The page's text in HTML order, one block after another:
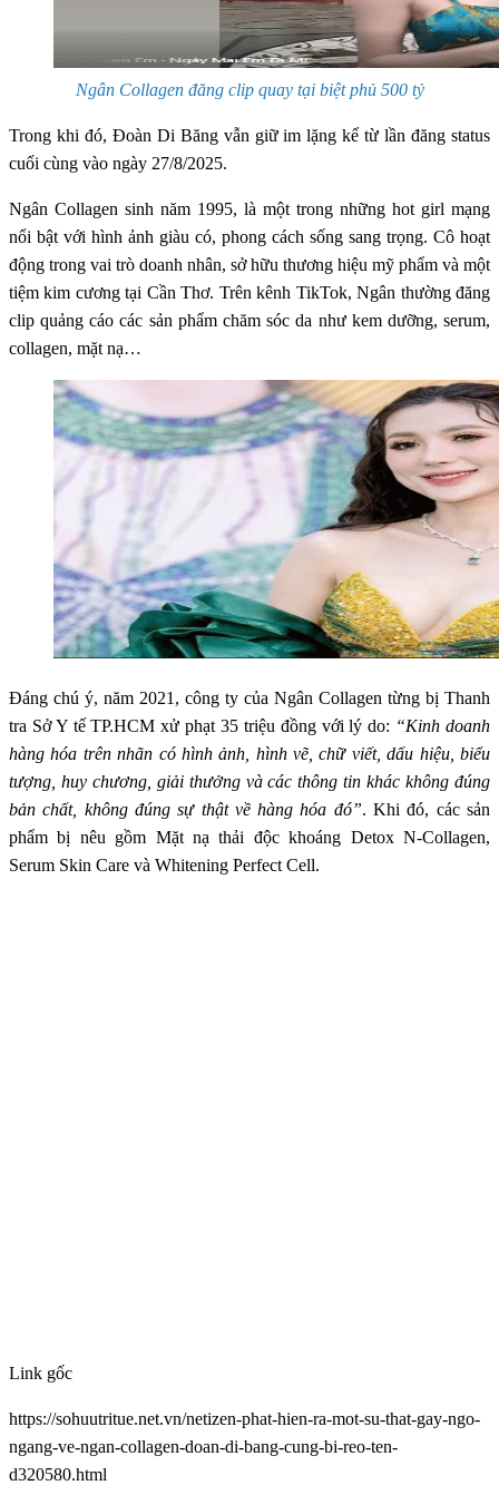
Ngân Collagen đăng clip quay tại biệt phủ 500 tỷ
Trong khi đó, Đoàn Di Băng vẫn giữ im lặng kể từ lần đăng status
cuối cùng vào ngày 27/8/2025.
Ngân Collagen sinh năm 1995, là một trong những hot girl mạng
nổi bật với hình ảnh giàu có, phong cách sống sang trọng. Cô hoạt
động trong vai trò doanh nhân, sở hữu thương hiệu mỹ phẩm và một
tiệm kim cương tại Cần Thơ. Trên kênh TikTok, Ngân thường đăng
clip quảng cáo các sản phẩm chăm sóc da như kem dưỡng, serum,
collagen, mặt nạ…
Đáng chú ý, năm 2021, công ty của Ngân Collagen từng bị Thanh
tra Sở Y tế TP.HCM xử phạt 35 triệu đồng với lý do: “Kinh doanh
hàng hóa trên nhãn có hình ảnh, hình vẽ, chữ viết, dấu hiệu, biểu
tượng, huy chương, giải thưởng và các thông tin khác không đúng
bản chất, không đúng sự thật về hàng hóa đó”. Khi đó, các sản
phẩm bị nêu gồm Mặt nạ thải độc khoáng Detox N-Collagen,
Serum Skin Care và Whitening Perfect Cell.
Link gốc
https://sohuutritue.net.vn/netizen-phat-hien-ra-mot-su-that-gay-ngo-
ngang-ve-ngan-collagen-doan-di-bang-cung-bi-reo-ten-
d320580.html